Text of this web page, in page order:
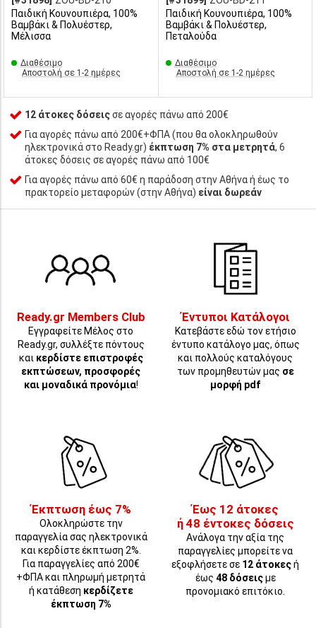
Παιδική Κουνουπιέρα, 100%
Βαμβάκι & Πολυέστερ,
Μέλισσα
Διαθέσιμο
Αποστολή σε 1-2 ημέρες
Παιδική Κουνουπιέρα, 100%
Βαμβάκι & Πολυέστερ,
Πεταλούδα
Διαθέσιμο
Αποστολή σε 1-2 ημέρες
12 άτοκες δόσειςσε αγορές πάνω από 200€
Για αγορές πάνω από 200€+ΦΠΑ (που θα ολοκληρωθούν
ηλεκτρονικά στο Ready.gr) έκπτωση 7% στα μετρητά, 6
άτοκες δόσεις σε αγορές πάνω από 100€
Για αγορές πάνω από 60€ η παράδοση στην Αθήνα ή έως το
πρακτορείο μεταφορών (στην Αθήνα) είναι δωρεάν
Ready.gr Members Club
Εγγραφείτε Μέλος στο
Ready.gr, συλλέξτε πόντους
και κερδίστε επιστροφές
εκπτώσεων, προσφορές
και μοναδικά προνόμια!
Έντυποι Κατάλογοι
Κατεβάστε εδώ τον ετήσιο
έντυπο κατάλογο μας, όπως
και πολλούς καταλόγους
των προμηθευτών μας σε
μορφή pdf
Έκπτωση έως 7%
Ολοκληρώστε την
παραγγελία σας ηλεκτρονικά
και κερδίστε έκπτωση 2%.
Για παραγγελίες από 200€
+ΦΠΑ και πληρωμή μετρητά
ή κατάθεση κερδίζετε
έκπτωση 7%
Έως 12 άτοκες
ή 48 έντοκες δόσεις
Ανάλογα την αξία της
παραγγελίες μπορείτε να
εξοφλήσετε σε 12 άτοκεςή
έως 48 δόσειςμε
προνομιακό επιτόκιο.